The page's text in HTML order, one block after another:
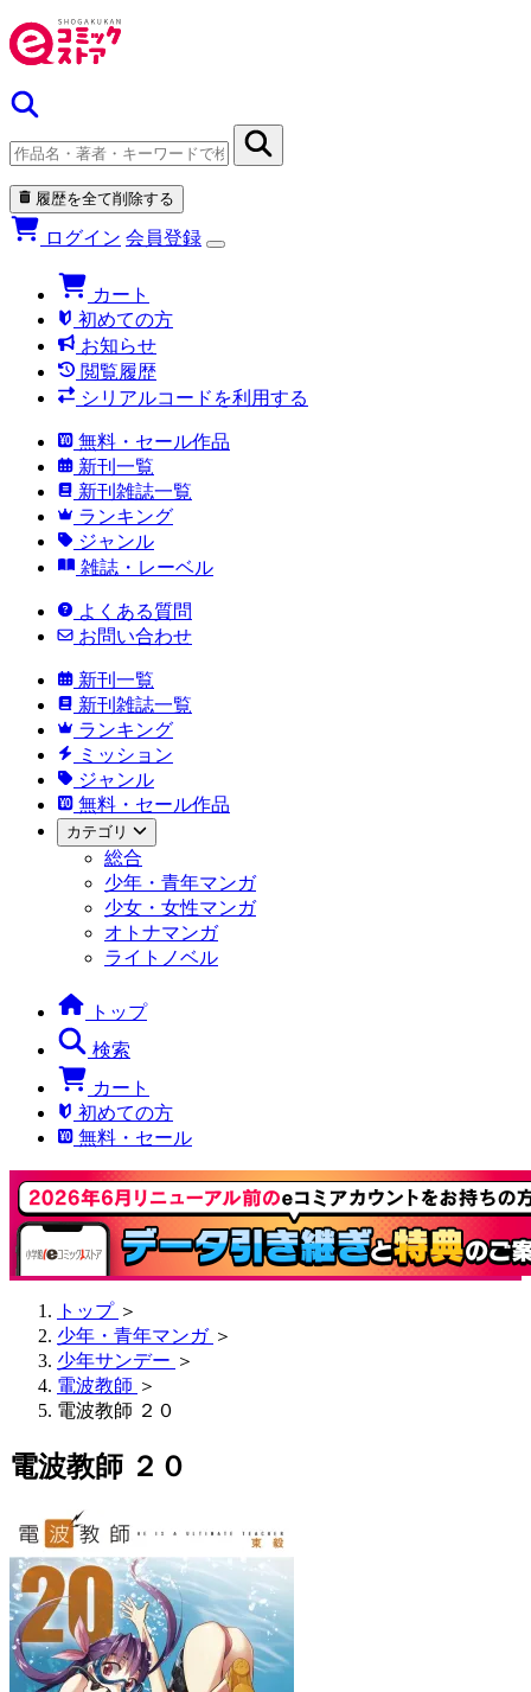
履歴を全て削除する
ログイン 会員登録
カート
初めての方
お知らせ
閲覧履歴
シリアルコードを利用する
無料・セール作品
新刊一覧
新刊雑誌一覧
ランキング
ジャンル
雑誌・レーベル
よくある質問
お問い合わせ
新刊一覧
新刊雑誌一覧
ランキング
ミッション
ジャンル
無料・セール作品
カテゴリ
総合
少年・青年マンガ
少女・女性マンガ
オトナマンガ
ライトノベル
トップ
検索
カート
初めての方
無料・セール
トップ ＞
少年・青年マンガ ＞
少年サンデー ＞
電波教師 ＞
電波教師 ２０
電波教師 ２０